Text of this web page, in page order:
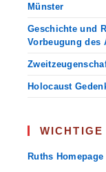
Münster
Geschichte und
Vorbeugung des
Holocaust
Ruths